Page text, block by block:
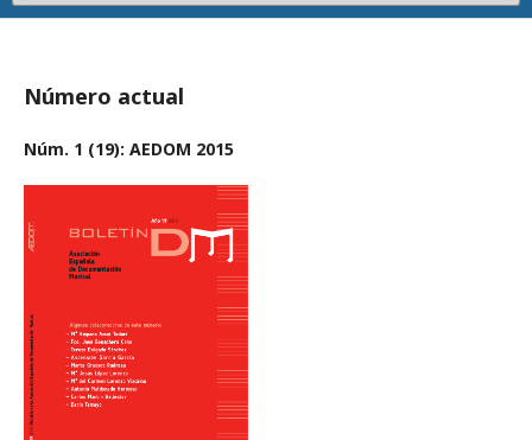
Número actual
Núm. 1 (19): AEDOM 2015